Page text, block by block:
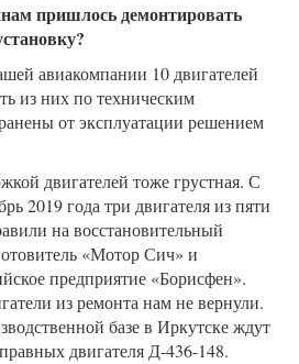
пришлось демонтировать
авиакомпании 10 двигателей
из них по техническим
от эксплуатации решением
двигателей тоже грустная. С
2019 года три двигателя из пяти
на восстановительный
«Мотор Сич» и
предприятие «Борисфен».
из ремонта нам не вернули.
базе в Иркутске ждут
двигателя Д-436-148.